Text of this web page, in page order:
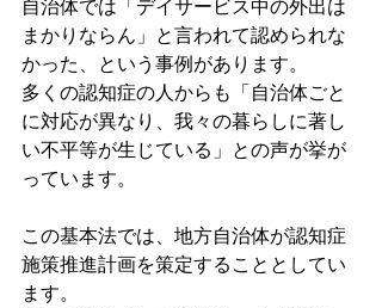
自治体では「デイサービス中の外出は
まかりならん」と言われて認められな
かった、という事例があります。
多くの認知症の人からも「自治体ごと
に対応が異なり、我々の暮らしに著し
い不平等が生じている」との声が挙が
っています。
この基本法では、地方自治体が認知症
施策推進計画を策定することとしてい
ます。